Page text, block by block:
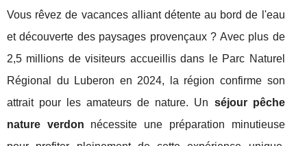
Vous rêvez de vacances alliant détente au bord de l'eau
et découverte des paysages provençaux ? Avec plus de
2,5 millions de visiteurs accueillis dans le Parc Naturel
Régional du Luberon en 2024, la région confirme son
attrait pour les amateurs de nature. Un séjour pêche
nature verdon nécessite une préparation minutieuse